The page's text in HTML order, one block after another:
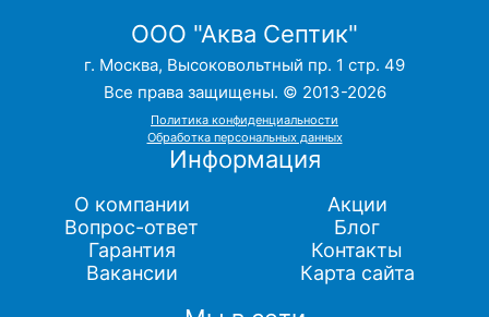
ООО "Аква Септик"
г. Москва, Высоковольтный пр. 1 стр. 49
Все права защищены. © 2013-2026
Политика конфиденциальности
Обработка персональных данных
Информация
О компании
Вопрос-ответ
Гарантия
Вакансии
Акции
Блог
Контакты
Карта сайта